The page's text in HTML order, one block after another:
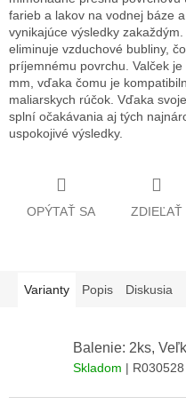
farieb a lakov na vodnej báze
vynikajúce výsledky zakaždým.
eliminuje vzduchové bubliny,
príjemnému povrchu. Valček
mm, vďaka čomu je
maliarskych rúčok. Vďaka
splní očakávania aj tých
uspokojivé výsledky.
OPÝTAŤ SA ZDIEĽAŤ
Varianty Popis Diskusia
Balenie: 2ks,
Skladom | R030528